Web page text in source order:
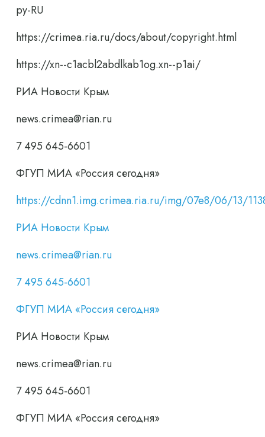
ру-RU
https://crimea.ria.ru/docs/about/copyright.html
https://xn--c1acbl2abdlkab1og.xn--p1ai/
РИА Новости Крым
news.crimea@rian.ru
7 495 645-6601
ФГУП МИА «Россия сегодня»
https://cdnn1.img.crimea.ria.ru/img/07e8/06/13/
РИА Новости Крым
news.crimea@rian.ru
7 495 645-6601
ФГУП МИА «Россия сегодня»
РИА Новости Крым
news.crimea@rian.ru
7 495 645-6601
ФГУП МИА «Россия сегодня»